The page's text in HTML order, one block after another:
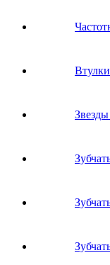
Втулки